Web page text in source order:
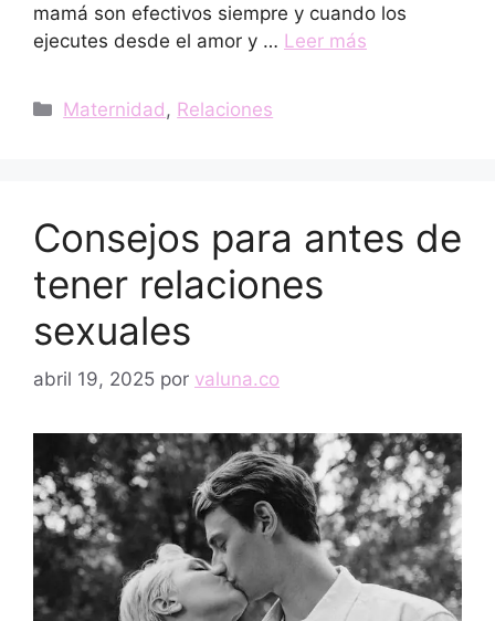
mamá son efectivos siempre y cuando los
ejecutes desde el amor y … Leer más
Categorías
Maternidad , Relaciones
Consejos para antes de
tener relaciones
sexuales
abril 19, 2025 por valuna.co